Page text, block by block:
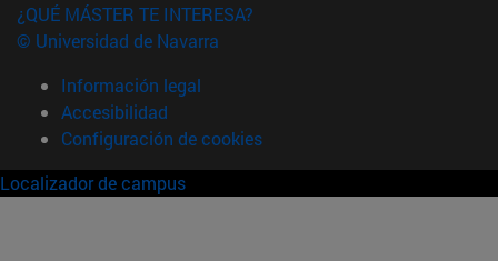
¿QUÉ MÁSTER TE INTERESA?
© Universidad de Navarra
Información legal
Accesibilidad
Configuración de cookies
Localizador de campus